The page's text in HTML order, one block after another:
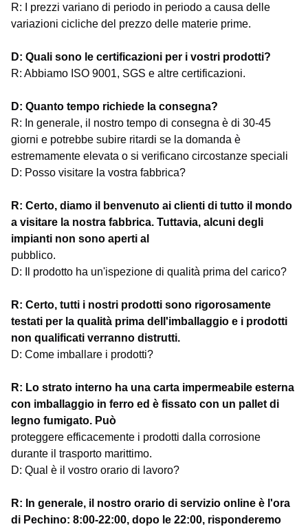
R: I prezzi variano di periodo in periodo a causa delle
variazioni cicliche del prezzo delle materie prime.
D: Quali sono le certificazioni per i vostri prodotti?
R: Abbiamo ISO 9001, SGS e altre certificazioni.
D: Quanto tempo richiede la consegna?
R: In generale, il nostro tempo di consegna è di 30-45
giorni e potrebbe subire ritardi se la domanda è
estremamente elevata o si verificano circostanze speciali
D: Posso visitare la vostra fabbrica?
R: Certo, diamo il benvenuto ai clienti di tutto il mondo
a visitare la nostra fabbrica. Tuttavia, alcuni degli
impianti non sono aperti al
pubblico.
D: Il prodotto ha un'ispezione di qualità prima del carico?
R: Certo, tutti i nostri prodotti sono rigorosamente
testati per la qualità prima dell'imballaggio e i prodotti
non qualificati verranno distrutti.
D: Come imballare i prodotti?
R: Lo strato interno ha una carta impermeabile esterna
con imballaggio in ferro ed è fissato con un pallet di
legno fumigato. Può
proteggere efficacemente i prodotti dalla corrosione
durante il trasporto marittimo.
D: Qual è il vostro orario di lavoro?
R: In generale, il nostro orario di servizio online è l'ora
di Pechino: 8:00-22:00, dopo le 22:00, risponderemo